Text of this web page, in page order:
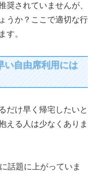
奨されていませんが、
うか？ここで適切な行
す。
い自由席利用には
だけ早く帰宅したいと
える人は少なくありま
話題に上がっていま